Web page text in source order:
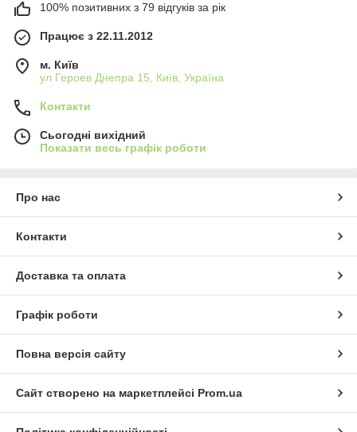
100% позитивних з 79 відгуків за рік
Працює з 22.11.2012
м. Київ
ул Героев Днепра 15, Київ, Україна
Контакти
Сьогодні вихідний
Показати весь графік роботи
Про нас
Контакти
Доставка та оплата
Графік роботи
Повна версія сайту
Сайт створено на маркетплейсі Prom.ua